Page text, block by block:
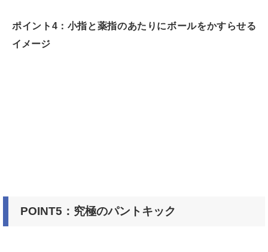
ポイント4：小指と薬指のあたりにボールをかすらせる
イメージ
POINT5：究極のパントキック